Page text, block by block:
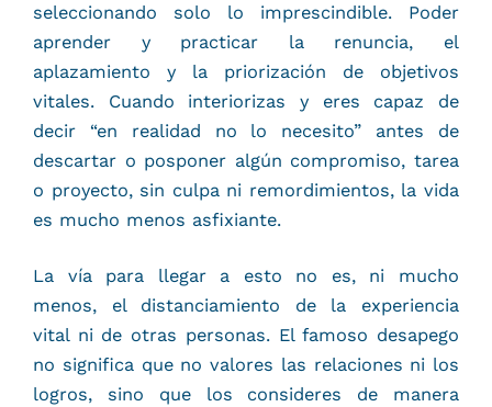
seleccionando solo lo imprescindible. Poder
aprender y practicar la renuncia, el
aplazamiento y la priorización de objetivos
vitales. Cuando interiorizas y eres capaz de
decir “en realidad no lo necesito” antes de
descartar o posponer algún compromiso, tarea
o proyecto, sin culpa ni remordimientos, la vida
es mucho menos asfixiante.
La vía para llegar a esto no es, ni mucho
menos, el distanciamiento de la experiencia
vital ni de otras personas. El famoso desapego
no significa que no valores las relaciones ni los
logros, sino que los consideres de manera